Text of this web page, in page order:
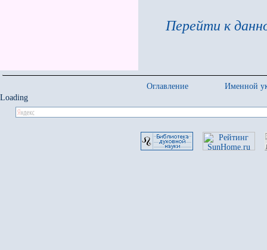
Перейти к
Оглавление
Именной
Loading